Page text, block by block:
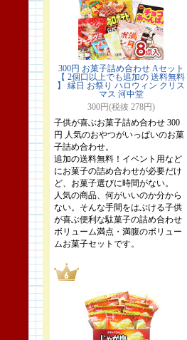
300円 お菓子詰め合わせ Aセット
【 2個口以上でも追加の 送料無料
】 縁日 お祭り ハロウィン クリス
マス 河中堂
300円(税抜 278円)
子供が喜ぶお菓子詰め合わせ 300
円 人気のおやつがいっぱいのお菓
子詰め合わせ。
追加の送料無料！イベント用など
にお菓子の詰め合わせが必要だけ
ど、お菓子選びに時間がない。
人気の商品、何がいいのか分から
ない。そんな手間をはぶける子供
が喜ぶ便利な駄菓子の詰め合わせ
ボリューム満点・満腹のボリュー
ムお菓子セットです。